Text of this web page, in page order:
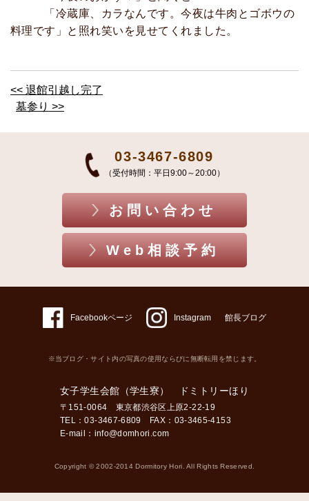
「冷蔵庫、カラなんです。今夜は牛肉とゴボウの
料理です」と照れ笑いを見せてくれました。
<< 退館引越し完了
墓参り >>
03-3467-6809
（受付時間：平日9:00～20:00）
お問い合わせ
Web相談予約
Facebookページ Instagram 館長ブログ
※当ブログ・サイト内の写真の使用ならびに無断転用を禁じます。
女子学生会館（学生寮） ドミトリーほり
〒151-0064 東京都渋谷区上原2-22-19
TEL：03-3467-6809 FAX：03-3465-4153
E-mail： info@domhori.com
Copyright © 2002-2014 Dormitory Hori. All Rights Reserved.